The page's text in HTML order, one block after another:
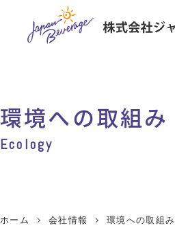
会社概要・沿革
環境への考え方
Japan Beverage Report
環境への取組み
Ecology
ホーム 会社情報 環境への取組み